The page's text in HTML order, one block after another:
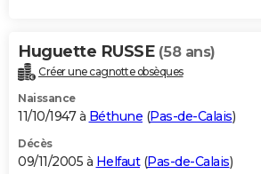
Huguette RUSSE (58 ans)
Créer une cagnotte obsèques
Naissance
11/10/1947 à Béthune (Pas-de-Calais)
Décès
09/11/2005 à Helfaut(Pas-de-Calais)